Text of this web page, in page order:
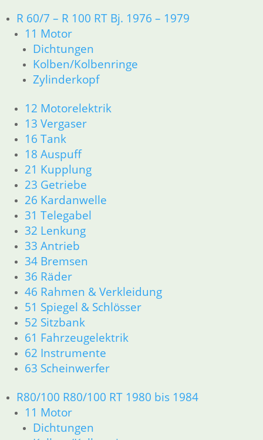
R 60/7 – R 100 RT Bj. 1976 – 1979
11 Motor
Dichtungen
Kolben/Kolbenringe
Zylinderkopf
12 Motorelektrik
13 Vergaser
16 Tank
18 Auspuff
21 Kupplung
23 Getriebe
26 Kardanwelle
31 Telegabel
32 Lenkung
33 Antrieb
34 Bremsen
36 Räder
46 Rahmen & Verkleidung
51 Spiegel & Schlösser
52 Sitzbank
61 Fahrzeugelektrik
62 Instrumente
63 Scheinwerfer
R80/100 R80/100 RT 1980 bis 1984
11 Motor
Dichtungen
R25 /3
11 Motor R25/3
Dichtungen
Zylinderkopf
12 Motorelektrik
13 Vergaser
16 Tank
18 Auspuff
21 Kupplung
23 Getriebe
31 Telegabel
32 Lenkung
33 Antrieb
34 Bremsen
36 Räder
46 Rahmen Verkleidung R25/3
51 Spiegel & Schlösser
61 Fahrzeugelektrik
62 Instrumente
63 Scheinwerfer
R26 & R27
11 Motor
Dichtungen
Zylinderkopf r26-r27
12 Motorelektrik
13 Vergaser
16 Tank
21 Kupplung
23 Getriebe
26 Kardanwelle